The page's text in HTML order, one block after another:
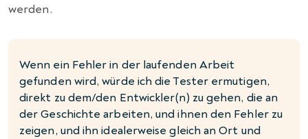
werden.
Wenn ein Fehler in der laufenden Arbeit
gefunden wird, würde ich die Tester ermutigen,
direkt zu dem/den Entwickler(n) zu gehen, die an
der Geschichte arbeiten, und ihnen den Fehler zu
zeigen, und ihn idealerweise gleich an Ort und